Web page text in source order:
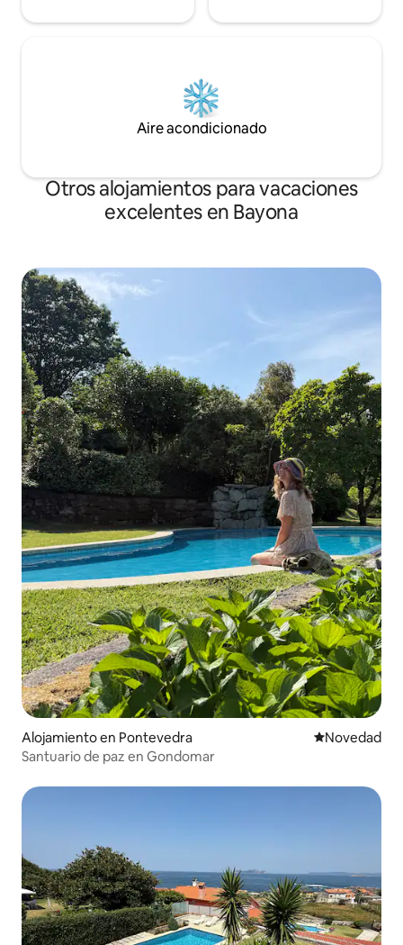
Aire acondicionado
Otros alojamientos para vacaciones
excelentes en Bayona
Alojamiento en Pontevedra Lugar para
Novedad
Santuario de paz en Gondomar